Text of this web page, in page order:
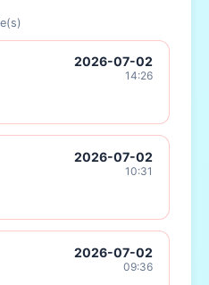
2026-07-02
14:26
2026-07-02
10:31
2026-07-02
09:36